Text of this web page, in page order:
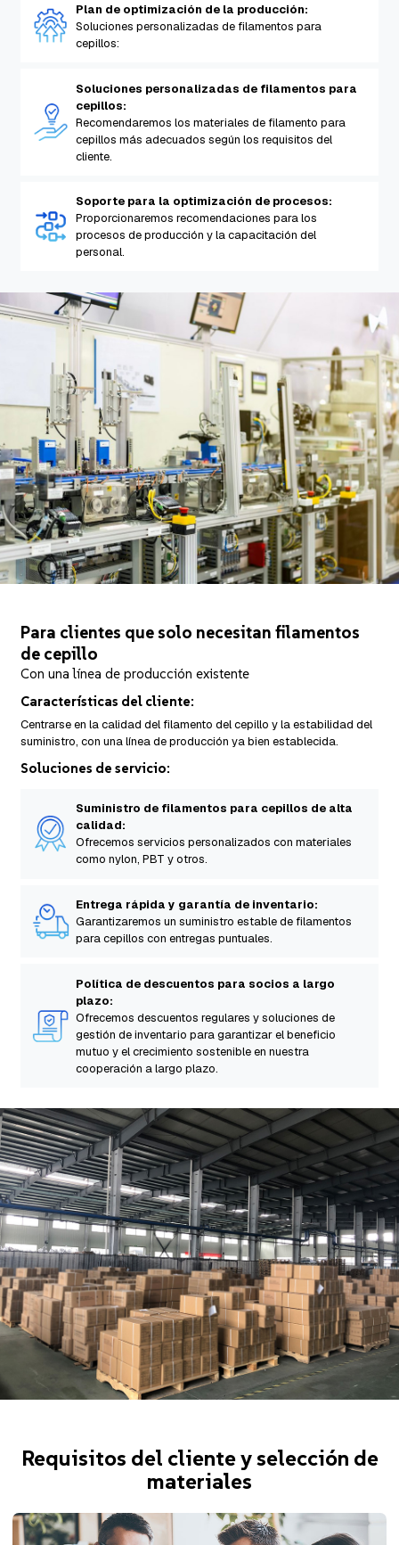
Plan de optimización de la producción:
Soluciones personalizadas de filamentos para
cepillos:
Soluciones personalizadas de filamentos para
cepillos:
Recomendaremos los materiales de filamento para
cepillos más adecuados según los requisitos del
cliente.
Soporte para la optimización de procesos:
Proporcionaremos recomendaciones para los
procesos de producción y la capacitación del
personal.
Para clientes que solo necesitan filamentos
de cepillo
Con una línea de producción existente
Características del cliente:
Centrarse en la calidad del filamento del cepillo y la estabilidad del
suministro, con una línea de producción ya bien establecida.
Soluciones de servicio:
Suministro de filamentos para cepillos de alta
calidad:
Ofrecemos servicios personalizados con materiales
como nylon, PBT y otros.
Entrega rápida y garantía de inventario:
Garantizaremos un suministro estable de filamentos
para cepillos con entregas puntuales.
Política de descuentos para socios a largo
plazo:
Ofrecemos descuentos regulares y soluciones de
gestión de inventario para garantizar el beneficio
mutuo y el crecimiento sostenible en nuestra
cooperación a largo plazo.
Requisitos del cliente y selección de
materiales